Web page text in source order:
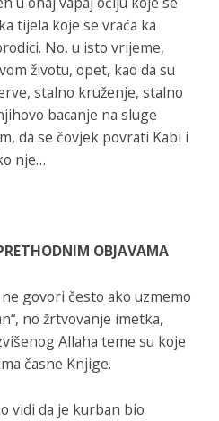
tijela koje se vraća ka
No, u isto vrijeme,
životu, opet, kao da su
stalno kruženje, stalno
bacanje na sluge
da se čovjek povrati Kabi i
nje…
OBJAVAMA
govori često ako uzmemo
no žrtvovanje imetka,
Allaha teme su koje
časne Knjige.
vidi da je kurban bio